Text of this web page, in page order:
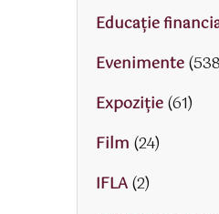
Educaţie
Evenimente
Expoziție(61)
Film (24)
IFLA(2)